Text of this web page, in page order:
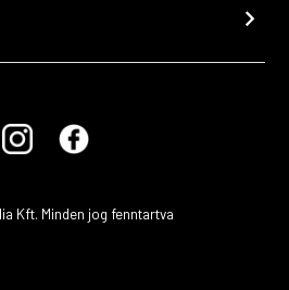
chevron_right
Kft. Minden jog fenntartva